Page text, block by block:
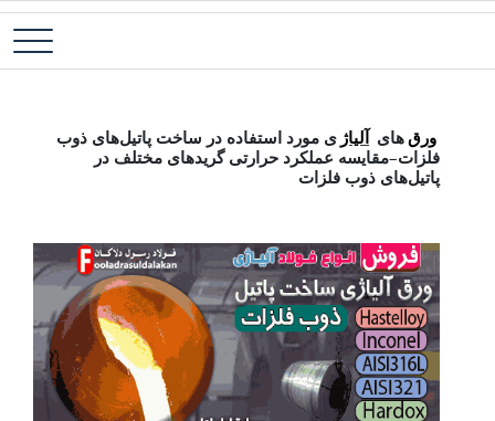
پرش فولاد آلیاژی-میلگرد آلیاژی-تسمه آلیاژی-ورق آلیاژی-لوله آلیاژی-نبشی
ورق‌های آلیاژ ی مورد استفاده در ساخت پاتیل‌های ذوب
فلزات–مقایسه عملکرد حرارتی گریدهای مختلف در
پاتیل‌های ذوب فلزات